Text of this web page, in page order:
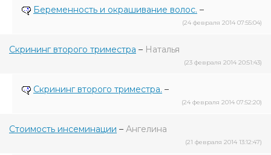
Беременность и окрашивание волос. –
(24 февраля 2014 07:55:04)
Скрининг второго триместра – Наталья
(23 февраля 2014 20:51:43)
Скрининг второго триместра. –
(24 февраля 2014 07:52:20)
Стоимость инсеминации – Ангелина
(21 февраля 2014 13:12:47)